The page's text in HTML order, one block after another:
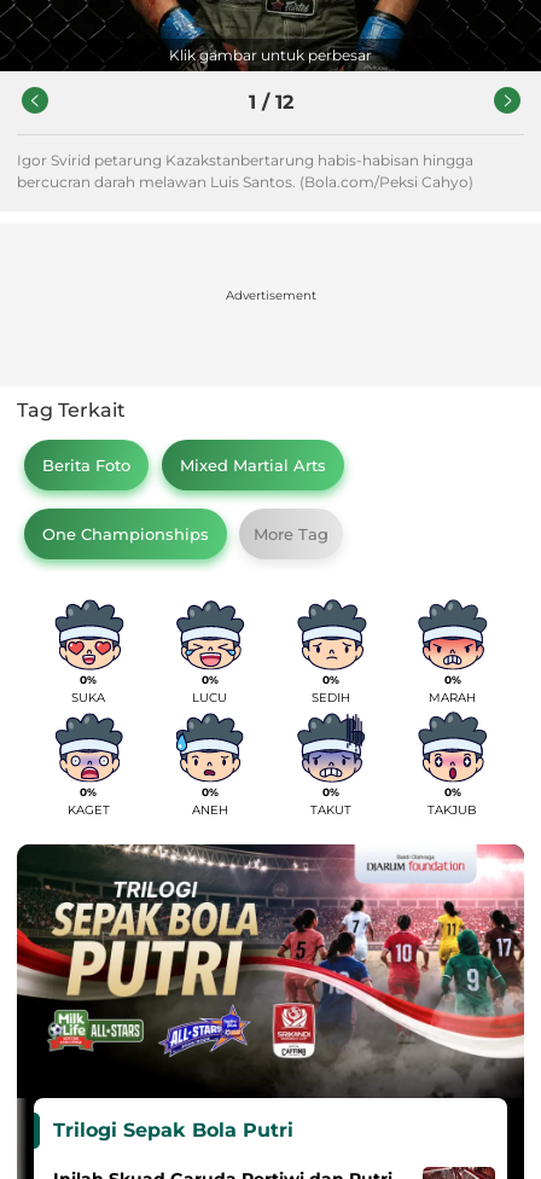
Klik gambar untuk perbesar
1 / 12
Igor Svirid petarung Kazakstanbertarung habis-habisan hingga
bercucran darah melawan Luis Santos. (Bola.com/Peksi Cahyo)
Advertisement
Tag Terkait
Berita Foto Mixed Martial Arts
One Championships More Tag
0%
SUKA
0%
LUCU
0%
SEDIH
0%
MARAH
0%
KAGET
0%
ANEH
0%
TAKUT
0%
TAKJUB
Trilogi Sepak Bola Putri